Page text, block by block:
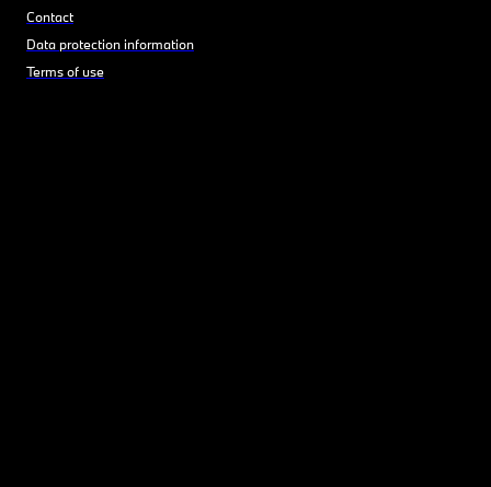
Contact
Data protection information
Terms of use